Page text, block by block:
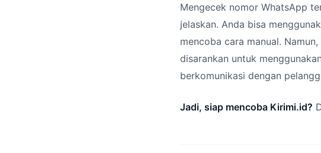
Mengecek nomor WhatsApp
jelaskan. Anda bisa
mencoba cara manual.
disarankan untuk
berkomunikasi dengan
Jadi, siap mencoba Kirimi.id?